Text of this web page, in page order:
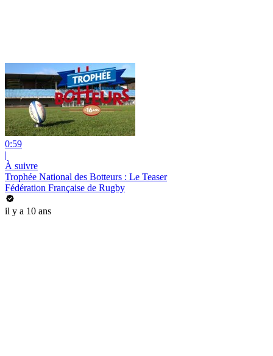
0:59
|
À suivre
Trophée National des Botteurs : Le Teaser
Fédération Française de Rugby
il y a 10 ans